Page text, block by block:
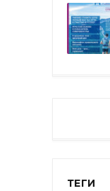
ТЕГИ